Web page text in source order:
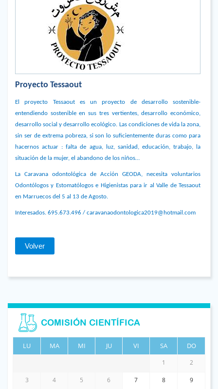
Proyecto Tessaout
El proyecto Tessaout es un proyecto de desarrollo sostenible-
entendiendo sostenible en sus tres vertientes, desarrollo económico,
desarrollo social y desarrollo ecológico. Las condiciones de vida la zona,
sin ser de extrema pobreza, si son lo suficientemente duras como para
hacernos actuar : falta de agua, luz, sanidad, educación, trabajo, la
situación de la mujer, el abandono de los niños…
La Caravana odontológica de Acción GEODA, necesita voluntarios
Odontólogos y Estomatólogos e Higienistas para ir al Valle de Tessaout
en Marruecos del 5 al 13 de Agosto.
Interesados. 695.673.496 / caravanaodontologica2019@hotmail.com
Volver
COMISIÓN CIENTÍFICA